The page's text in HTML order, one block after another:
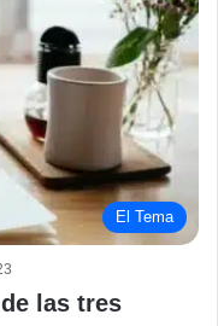
El Tema
las tres